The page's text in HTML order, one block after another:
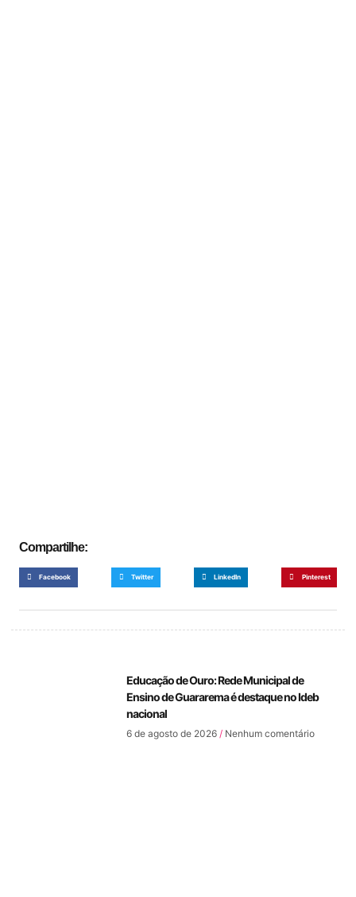
Compartilhe:
Facebook Twitter LinkedIn Pinterest
Educação de Ouro: Rede Municipal de
Ensino de Guararema é destaque no Ideb
nacional
6 de agosto de 2026 Nenhum comentário